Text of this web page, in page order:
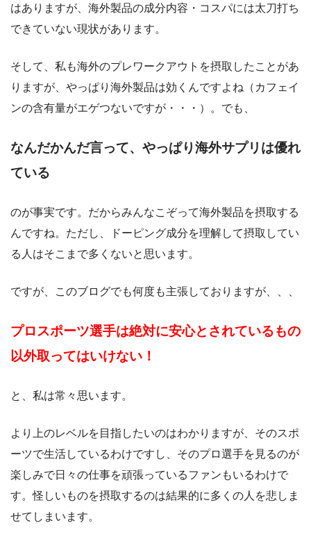
はありますが、海外製品の成分内容・コスパには太刀打ち
できていない現状があります。
そして、私も海外のプレワークアウトを摂取したことがあ
りますが、やっぱり海外製品は効くんですよね（カフェイ
ンの含有量がエゲつないですが・・・）。でも、
なんだかんだ言って、やっぱり海外サプリは優れ
ている
のが事実です。だからみんなこぞって海外製品を摂取する
んですね。ただし、ドーピング成分を理解して摂取してい
る人はそこまで多くないと思います。
ですが、このブログでも何度も主張しておりますが、、、
プロスポーツ選手は絶対に安心とされているもの
以外取ってはいけない！
と、私は常々思います。
より上のレベルを目指したいのはわかりますが、そのスポ
ーツで生活しているわけですし、そのプロ選手を見るのが
楽しみで日々の仕事を頑張っているファンもいるわけで
す。怪しいものを摂取するのは結果的に多くの人を悲しま
せてしまいます。